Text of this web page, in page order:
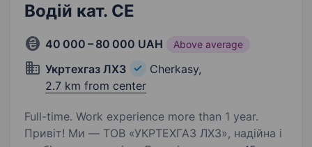
Водій кат. CE
40 000 – 80 000 UAH Above average
Укртехгаз ЛХЗ
Cherkasy,
2.7 km from center
Full-time. Work experience more than 1 year.
Привіт! Ми — ТОВ «УКРТЕХГАЗ ЛХЗ», надійна і